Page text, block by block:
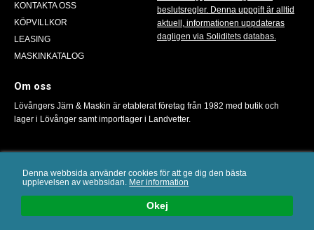
Okej
Denna webbsida använder cookies för att ge dig den bästa
upplevelsen av webbsidan. Mer information
KONTAKTA OSS
KÖPVILLKOR
LEASING
MASKINKATALOG
Om oss
Lövångers Järn & Maskin är etablerat företag från 1982 med butik och
lager i Lövånger samt importlager i Landvetter.
eValent Group